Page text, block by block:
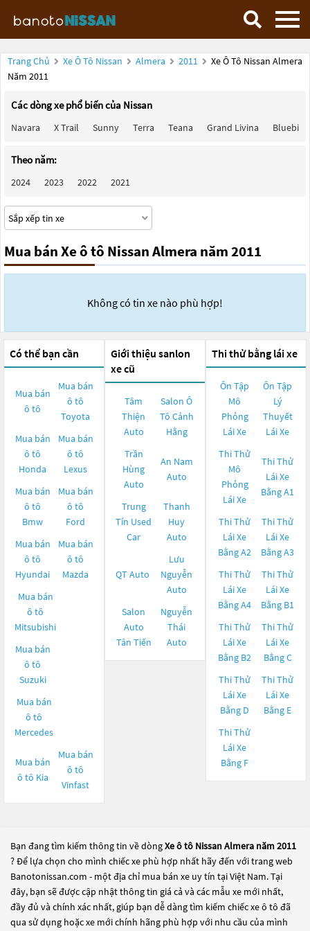
Trang Chủ Xe Ô Tô Nissan Almera 2011
Xe Ô Tô Nissan Almera
Năm 2011
Các dòng xe phổ biến của Nissan
Navara X Trail Sunny Terra Teana Grand Livina Bluebird
Theo năm:
2024 2023 2022 2021
Mua bán Xe ô tô Nissan Almera năm 2011
Không có tin xe nào phù hợp!
Có thể bạn cần
Mua bán
ô tô
Mua bán
ô tô
Toyota
Mua bán
ô tô
Honda
Mua bán
ô tô
Lexus
Mua bán
ô tô
Bmw
Mua bán
ô tô
Ford
Mua bán
ô tô
Hyundai
Mua bán
ô tô
Mazda
Mua bán
ô tô
Mitsubishi
Mua bán
ô tô
Suzuki
Mua bán
ô tô
Mercedes
Mua bán
ô tô Kia
Mua bán
ô tô
Vinfast
Giới thiệu sanlon
xe cũ
Tâm
Thiện
Auto
Salon Ô
Tô Cảnh
Hằng
Trần
Hùng
Auto
An Nam
Auto
Trung
Tín Used
Car
Thanh
Huy
Auto
QT Auto
Lưu
Nguyễn
Auto
Salon
Auto
Tân Tiến
Nguyễn
Thái
Auto
Thi thử bằng lái xe
Ôn Tập
Mô
Phỏng
Lái Xe
Ôn Tập
Lý
Thuyết
Lái Xe
Thi Thử
Mô
Phỏng
Lái Xe
Thi Thử
Lái Xe
Bằng A1
Thi Thử
Lái Xe
Bằng A2
Thi Thử
Lái Xe
Bằng A3
Thi Thử
Lái Xe
Bằng A4
Thi Thử
Lái Xe
Bằng B1
Thi Thử
Lái Xe
Bằng B2
Thi Thử
Lái Xe
Bằng C
Thi Thử
Lái Xe
Bằng D
Thi Thử
Lái Xe
Bằng E
Thi Thử
Lái Xe
Bằng F
Bạn đang tìm kiếm thông tin về dòngXe ô tô Nissan Almera năm 2011
? Để lựa chọn cho mình chiếc xe phù hợp nhất hãy đến với trang web
Banotonissan.com - một địa chỉ mua bán xe uy tín tại Việt Nam. Tại
đây, bạn sẽ được cập nhật thông tin giá cả và các mẫu xe mới nhất,
đầy đủ và chính xác nhất, giúp bạn dễ dàng tìm kiếm chiếc xe ô tô đã
qua sử dụng hoặc xe mới chính hãng phù hợp với nhu cầu của mình